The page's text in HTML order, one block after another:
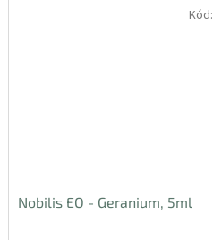
Nobilis EO - Geranium, 5ml
Kód: